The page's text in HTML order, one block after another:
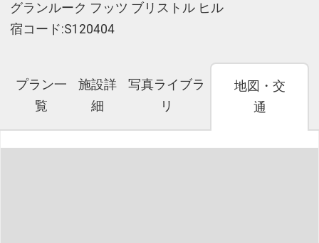
グランルーク フッツ ブリストル ヒル
宿コード:S120404
プラン一
覧
施設詳
細
写真ライブラ
リ
地図・交
通